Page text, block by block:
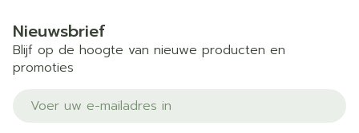
Nieuwsbrief
Blijf op de hoogte van nieuwe producten en
promoties
E-mail adres